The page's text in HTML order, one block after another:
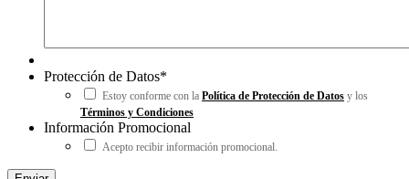
Protección de Datos*
Estoy conforme con la Política de Protección de Datos y los
Términos y Condiciones
Información Promocional
Acepto recibir información promocional.